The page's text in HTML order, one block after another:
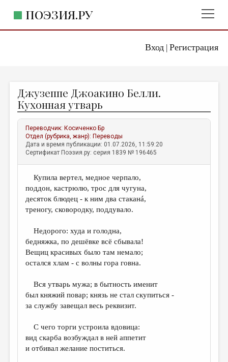
Вход| Регистрация
ПОЭЗИЯ.РУ
ЖАНРЫ
АВТОРЫ
КОММЕНТАРИИ
ЛИТСАЛОН
ПРАВИЛА САЙТА
ОТДЕЛЫ И РУБРИКИ
ДАЙДЖЕСТ
ПРОИЗВЕДЕНИЯ
КОНКУРСЫ
КНИЖНАЯ ПОЛКА
ОБЗОР ЛИТЕРАТУРЫ
Джузеппе Джоакино Белли.
Кухонная утварь
Переводчик: Косиченко Бр
Отдел (рубрика, жанр): Переводы
Дата и время публикации: 01.07.2026, 11:59:20
Сертификат Поэзия.ру: серия 1839 № 196465
Купила вертел, медное черпало,
поддон, кастрюлю, трос для чугуна,
десяток блюдец - к ним два стаканá,
треногу, сковородку, поддувало.
Недорого: худа и голодна,
бедняжка, по дешёвке всё сбывала!
Вещиц красивых было там немало;
остался хлам - с волны гора говна.
Вся утварь мужа; в бытность именит
был княжий повар; князь не стал скупиться -
за службу завещал весь реквизит.
С чего торги устроила вдовица:
вид скарба возбуждал в ней аппетит
и отбивал желание поститься.